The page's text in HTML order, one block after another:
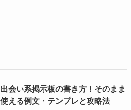
出会い系掲示板の書き方！そのまま
使える例文・テンプレと攻略法